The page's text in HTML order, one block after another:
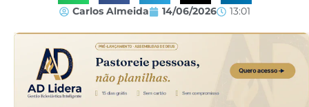
Carlos Almeida 14/06/2026 13:01